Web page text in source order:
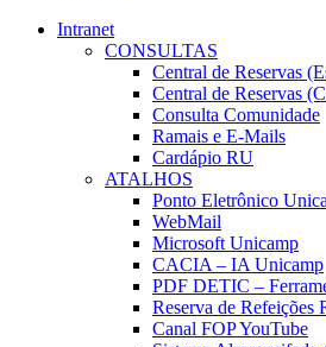
Intranet
CONSULTAS
Central de Reservas
Central de Reservas
Consulta Comunidade
Ramais e E-Mails
Cardápio RU
ATALHOS
Ponto Eletrônico
WebMail
Microsoft Unicamp
CACIA – IA Unicamp
PDF DETIC –
Reserva de Refeições
Canal FOP YouTube